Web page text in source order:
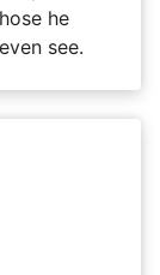
he
see.